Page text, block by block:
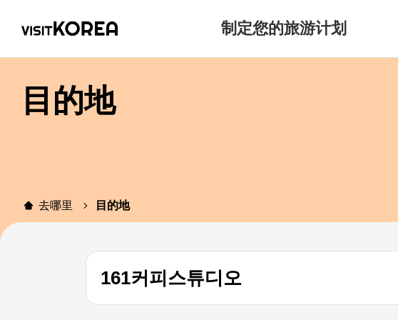
制定您的旅游计划
目的地
去哪里 目的地
161커피스튜디오